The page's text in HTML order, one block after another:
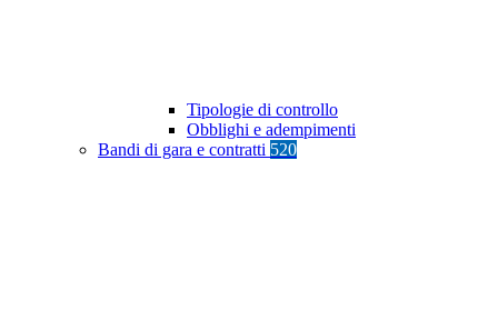
Tipologie di controllo
Obblighi e adempimenti
Bandi di gara e contratti 520